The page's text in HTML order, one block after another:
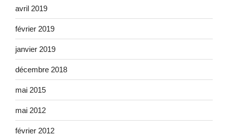
avril 2019
février 2019
janvier 2019
décembre 2018
mai 2015
mai 2012
février 2012